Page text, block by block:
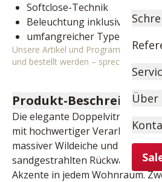
Über
Softclose-Technik
Beleuchtung inklusive
umfangreicher Typenplan
Unsere Artikel und Programme
und bestellt werden – sprechen Sie
Produkt-Beschreibung
Die elegante Doppelvitrine
mit hochwertiger Verarbeitung.
massiver Wildeiche und veredelt
sandgestrahlten Rückwand, setzt
Akzente in jedem Wohnraum.